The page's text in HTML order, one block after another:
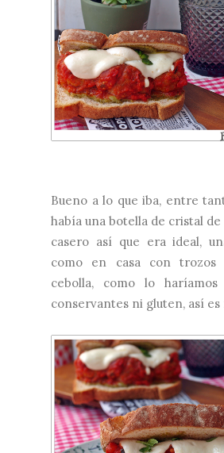
Bueno a lo que iba, entre
había una botella de cristal de
casero así que era ideal,
como en casa con
cebolla, como lo
conservantes ni gluten, así